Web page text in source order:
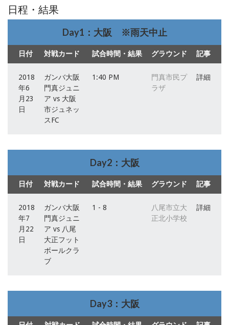
日程・結果
Day1：大阪 ※雨天中止
日付 対戦カード 試合時間・結果 グラウンド 記事
2018
年6
月23
日
ガンバ大阪
門真ジュニ
ア vs 大阪
市ジュネッ
スFC
1:40 PM
門真市民プ
ラザ
詳細
Day2：大阪
日付 対戦カード 試合時間・結果 グラウンド 記事
2018
年7
月22
日
ガンバ大阪
門真ジュニ
ア vs 八尾
大正フット
ボールクラ
ブ
1 - 8
八尾市立大
正北小学校
詳細
Day3：大阪